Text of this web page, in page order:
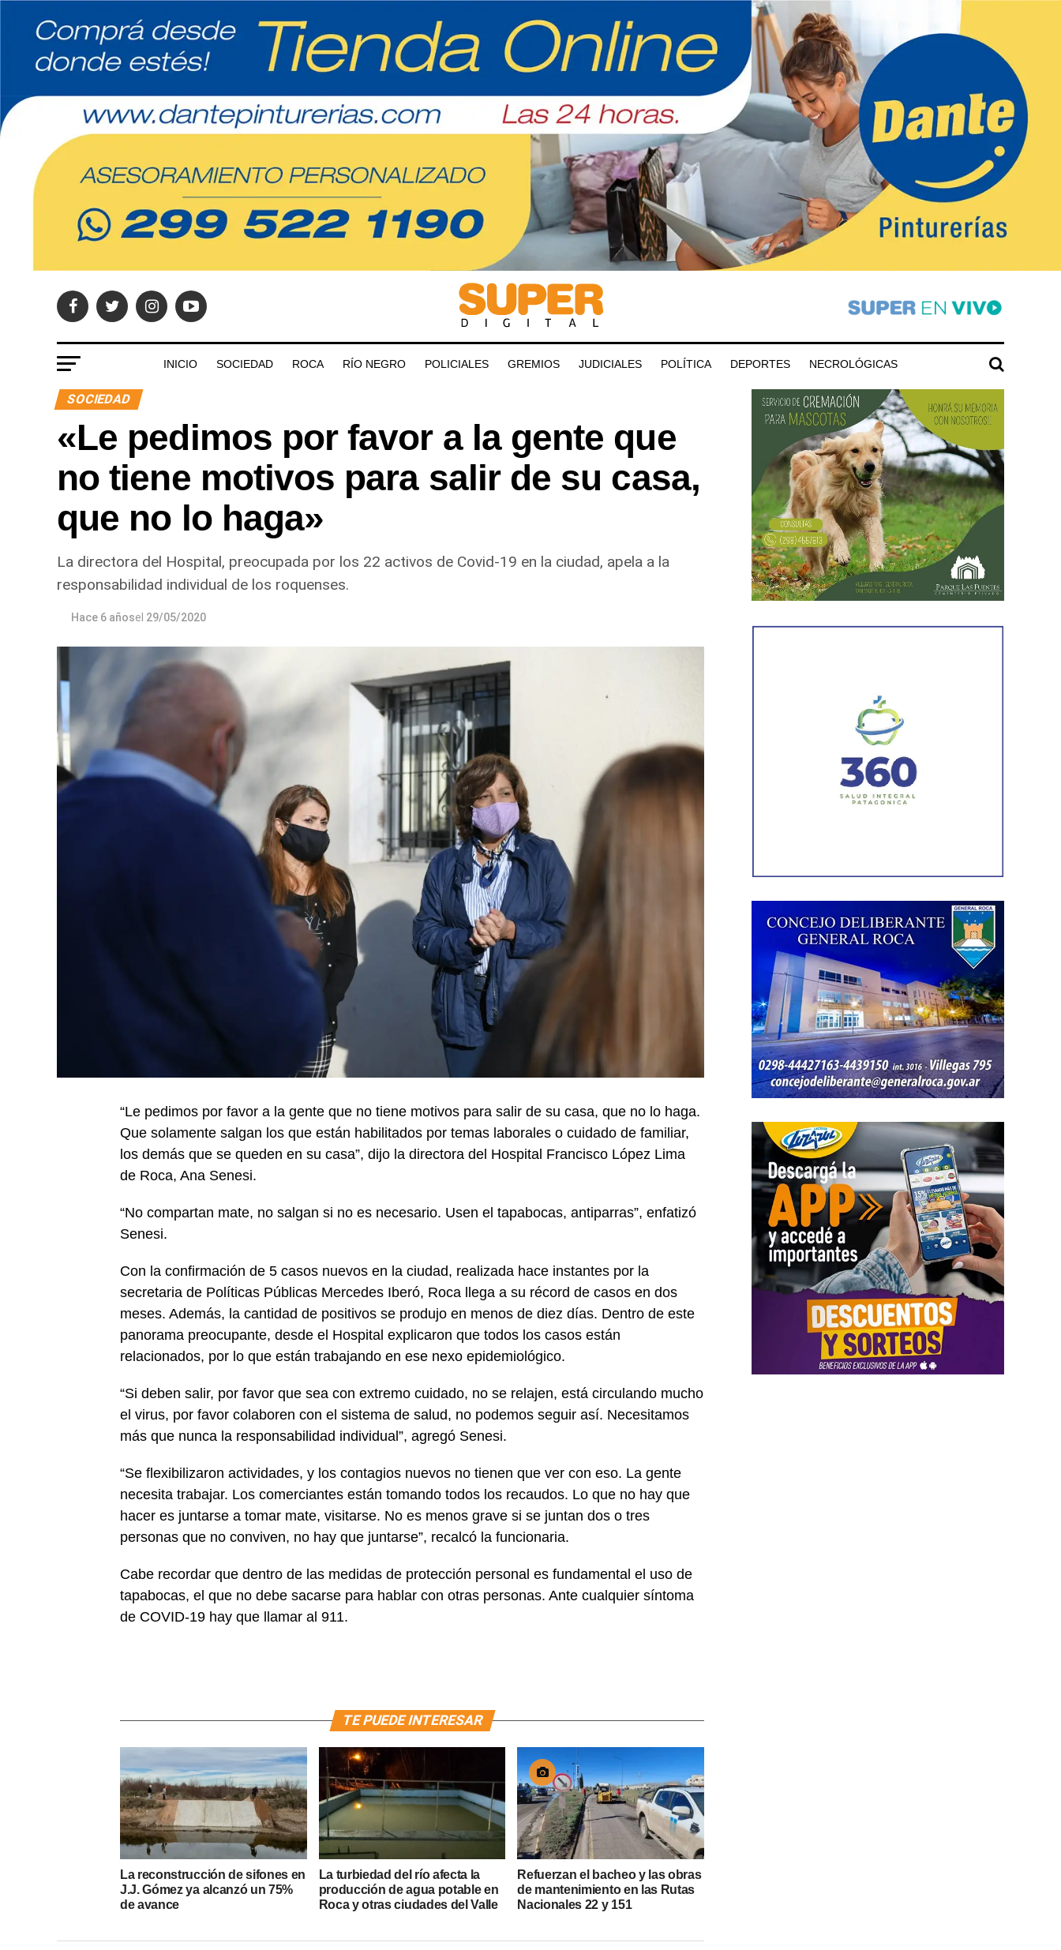
INICIO SOCIEDAD ROCA RÍO NEGRO POLICIALES GREMIOS JUDICIALES POLÍTICA DEPORTES NECROLÓGICAS
SOCIEDAD
«Le pedimos por favor a la gente que
no tiene motivos para salir de su casa,
que no lo haga»
La directora del Hospital, preocupada por los 22 activos de Covid-19 en la ciudad, apela a la
responsabilidad individual de los roquenses.
Hace 6 añosel 29/05/2020
“Le pedimos por favor a la gente que no tiene motivos para salir de su casa, que no lo haga.
Que solamente salgan los que están habilitados por temas laborales o cuidado de familiar,
los demás que se queden en su casa”, dijo la directora del Hospital Francisco López Lima
de Roca, Ana Senesi.
“No compartan mate, no salgan si no es necesario. Usen el tapabocas, antiparras”, enfatizó
Senesi.
Con la confirmación de 5 casos nuevos en la ciudad, realizada hace instantes por la
secretaria de Políticas Públicas Mercedes Iberó, Roca llega a su récord de casos en dos
meses. Además, la cantidad de positivos se produjo en menos de diez días. Dentro de este
panorama preocupante, desde el Hospital explicaron que todos los casos están
relacionados, por lo que están trabajando en ese nexo epidemiológico.
“Si deben salir, por favor que sea con extremo cuidado, no se relajen, está circulando mucho
el virus, por favor colaboren con el sistema de salud, no podemos seguir así. Necesitamos
más que nunca la responsabilidad individual”, agregó Senesi.
“Se flexibilizaron actividades, y los contagios nuevos no tienen que ver con eso. La gente
necesita trabajar. Los comerciantes están tomando todos los recaudos. Lo que no hay que
hacer es juntarse a tomar mate, visitarse. No es menos grave si se juntan dos o tres
personas que no conviven, no hay que juntarse”, recalcó la funcionaria.
Cabe recordar que dentro de las medidas de protección personal es fundamental el uso de
tapabocas, el que no debe sacarse para hablar con otras personas. Ante cualquier síntoma
de COVID-19 hay que llamar al 911.
TE PUEDE INTERESAR
La reconstrucción de sifones en
J.J. Gómez ya alcanzó un 75%
de avance
La turbiedad del río afecta la
producción de agua potable en
Roca y otras ciudades del Valle
Refuerzan el bacheo y las obras
de mantenimiento en las Rutas
Nacionales 22 y 151